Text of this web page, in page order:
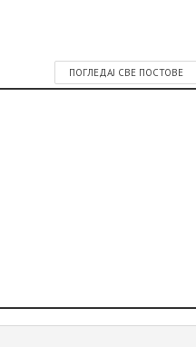
ПОГЛЕДАЈ СВЕ ПОСТОВЕ